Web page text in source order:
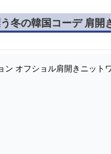
冬の韓国コーデ 肩開